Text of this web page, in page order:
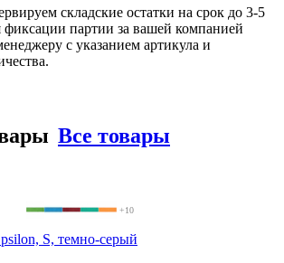
складские остатки на срок до 3-5
партии за вашей компанией
с указанием артикула и
Все товары
+10
S, темно-серый